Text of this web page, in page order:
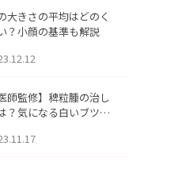
大きさの平均はどのく
？小顔の基準も解説
医師監修】稗粒腫の治し
？気になる白いブツブ
ついて